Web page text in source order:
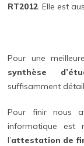
RT2012. Elle est
Pour une
synthèse
suffisamment
Pour finir nous
informatique est
l’attestation de